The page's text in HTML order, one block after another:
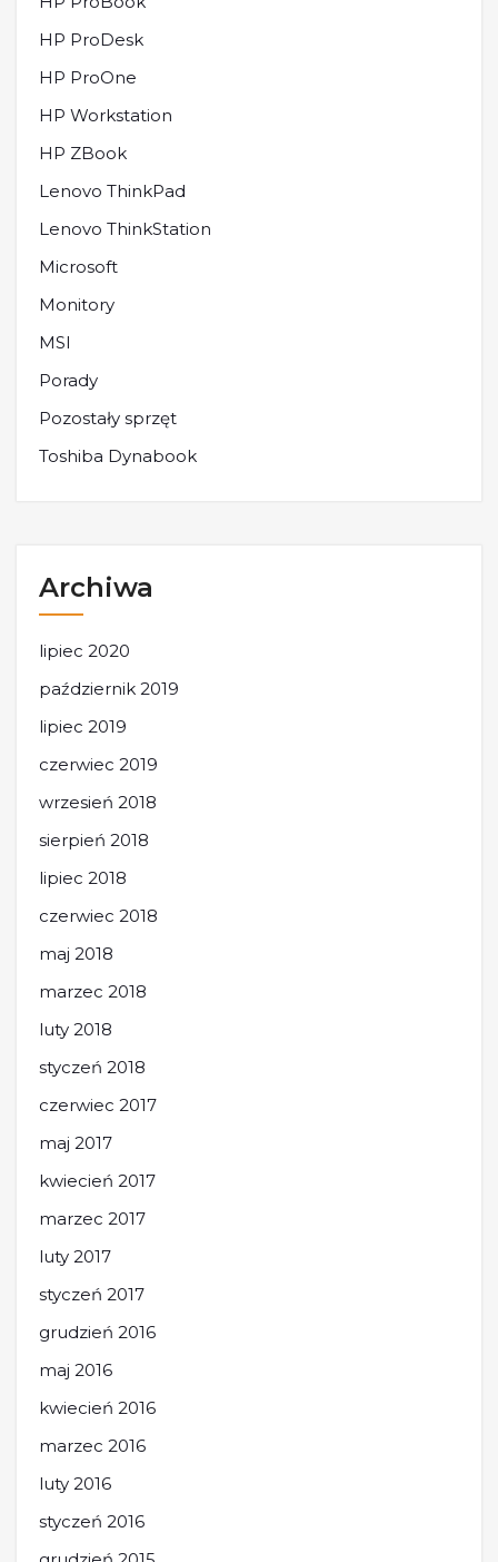
HP ProDesk
HP ProOne
HP Workstation
HP ZBook
Lenovo ThinkPad
Lenovo ThinkStation
Microsoft
Monitory
MSI
Porady
Pozostały sprzęt
Toshiba Dynabook
Archiwa
lipiec 2020
październik 2019
lipiec 2019
czerwiec 2019
wrzesień 2018
sierpień 2018
lipiec 2018
czerwiec 2018
maj 2018
marzec 2018
luty 2018
styczeń 2018
czerwiec 2017
maj 2017
kwiecień 2017
marzec 2017
luty 2017
styczeń 2017
grudzień 2016
maj 2016
kwiecień 2016
marzec 2016
luty 2016
styczeń 2016